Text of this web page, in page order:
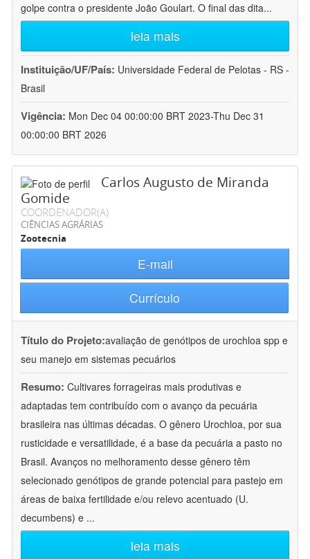
golpe contra o presidente João Goulart. O final das dita...
leia mais
Instituição/UF/País: Universidade Federal de Pelotas - RS -
Brasil
Vigência: Mon Dec 04 00:00:00 BRT 2023-Thu Dec 31
00:00:00 BRT 2026
Carlos Augusto de Miranda
Gomide
COORDENADOR(A)
CIÊNCIAS AGRÁRIAS
Zootecnia
E-mail
Currículo
Título do Projeto:avaliação de genótipos de urochloa spp e
seu manejo em sistemas pecuários
Resumo: Cultivares forrageiras mais produtivas e
adaptadas tem contribuído com o avanço da pecuária
brasileira nas últimas décadas. O gênero Urochloa, por sua
rusticidade e versatilidade, é a base da pecuária a pasto no
Brasil. Avanços no melhoramento desse gênero têm
selecionado genótipos de grande potencial para pastejo em
áreas de baixa fertilidade e/ou relevo acentuado (U.
decumbens) e ...
leia mais